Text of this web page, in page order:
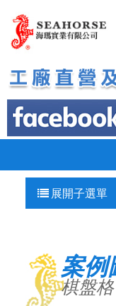
展開子選單
案例
棋盤格